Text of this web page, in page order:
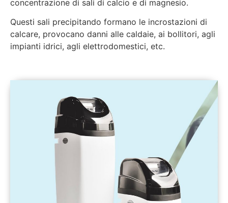
concentrazione di sali di calcio e di magnesio.
Questi sali precipitando formano le incrostazioni di
calcare, provocano danni alle caldaie, ai bollitori, agli
impianti idrici, agli elettrodomestici, etc.